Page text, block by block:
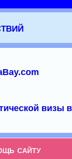
визы
сайту